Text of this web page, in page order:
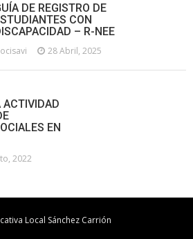
DE REGISTRO DE
CON
– R-NEE
28 Abril, 2025
ACTIVIDAD
EN
2022
Local Sánchez Carrión